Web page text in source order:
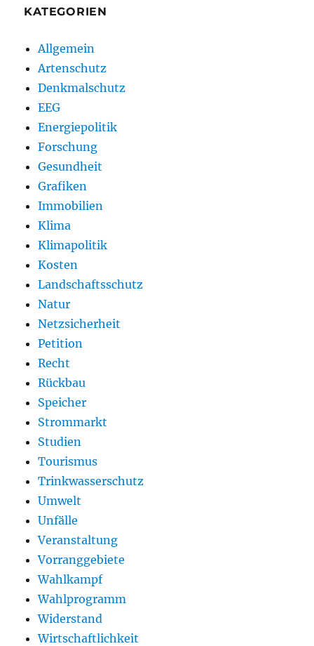
KATEGORIEN
Allgemein
Artenschutz
Denkmalschutz
EEG
Energiepolitik
Forschung
Gesundheit
Grafiken
Immobilien
Klima
Klimapolitik
Kosten
Landschaftsschutz
Natur
Netzsicherheit
Petition
Recht
Rückbau
Speicher
Strommarkt
Studien
Tourismus
Trinkwasserschutz
Umwelt
Unfälle
Veranstaltung
Vorranggebiete
Wahlkampf
Wahlprogramm
Widerstand
Wirtschaftlichkeit